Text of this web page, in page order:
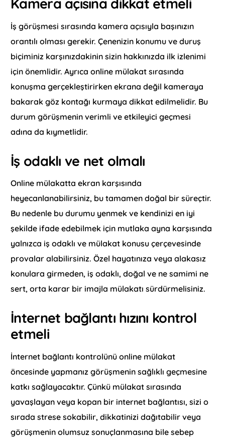
Kamera açısına dikkat etmeli
İş görüşmesi sırasında kamera açısıyla başınızın
orantılı olması gerekir. Çenenizin konumu ve duruş
biçiminiz karşınızdakinin sizin hakkınızda ilk izlenimi
için önemlidir. Ayrıca online mülakat sırasında
konuşma gerçekleştirirken ekrana değil kameraya
bakarak göz kontağı kurmaya dikkat edilmelidir. Bu
durum görüşmenin verimli ve etkileyici geçmesi
adına da kıymetlidir.
İş odaklı ve net olmalı
Online mülakatta ekran karşısında
heyecanlanabilirsiniz, bu tamamen doğal bir süreçtir.
Bu nedenle bu durumu yenmek ve kendinizi en iyi
şekilde ifade edebilmek için mutlaka ayna karşısında
yalnızca iş odaklı ve mülakat konusu çerçevesinde
provalar alabilirsiniz. Özel hayatınıza veya alakasız
konulara girmeden, iş odaklı, doğal ve ne samimi ne
sert, orta karar bir imajla mülakatı sürdürmelisiniz.
İnternet bağlantı hızını kontrol
etmeli
İnternet bağlantı kontrolünü online mülakat
öncesinde yapmanız görüşmenin sağlıklı geçmesine
katkı sağlayacaktır. Çünkü mülakat sırasında
yavaşlayan veya kopan bir internet bağlantısı, sizi o
sırada strese sokabilir, dikkatinizi dağıtabilir veya
görüşmenin olumsuz sonuçlanmasına bile sebep